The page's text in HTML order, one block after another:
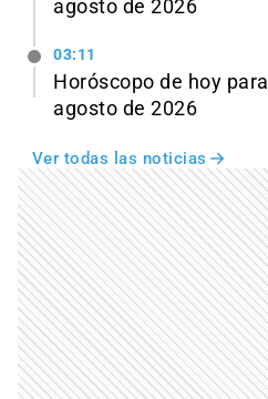
agosto de 2026
03:11
Horóscopo de hoy
agosto de 2026
Ver todas las noticias